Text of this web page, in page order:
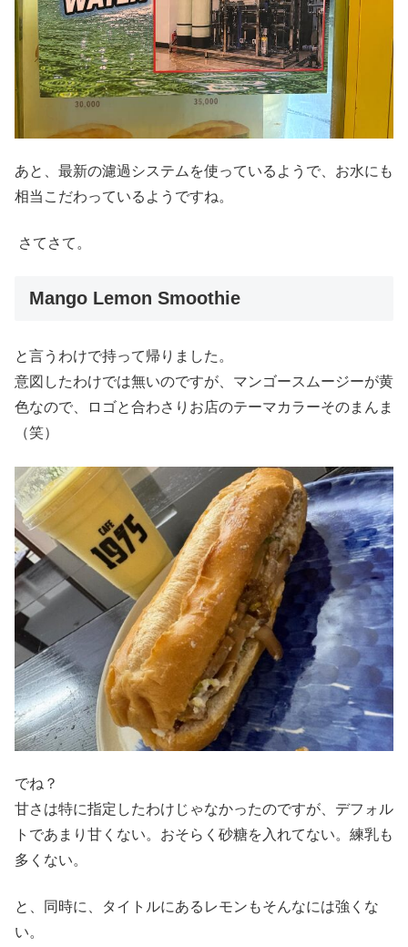
あと、最新の濾過システムを使っているようで、お水にも
相当こだわっているようですね。
さてさて。
Mango Lemon Smoothie
と言うわけで持って帰りました。
意図したわけでは無いのですが、マンゴースムージーが黄
色なので、ロゴと合わさりお店のテーマカラーそのまんま
（笑）
でね？
甘さは特に指定したわけじゃなかったのですが、デフォル
トであまり甘くない。おそらく砂糖を入れてない。練乳も
多くない。
と、同時に、タイトルにあるレモンもそんなには強くな
い。